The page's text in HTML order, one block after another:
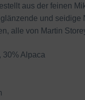
aus der feinen
und seidige
alle von Martin
30% Alpaca